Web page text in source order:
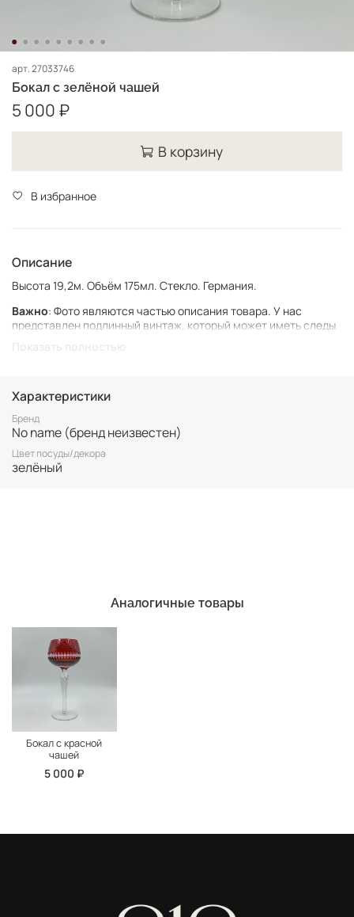
арт.27033746
Бокал с зелёной чашей
5 000 ₽
В корзину
В избранное
Описание
Высота 19,2м. Объём 175мл. Стекло. Германия.
Важно: Фото являются частью описания товара. У нас
представлен подлинный винтаж, который может иметь следы
Все товары представлены в единственном экземпляре. Бронь
возможна только после 100% оплаты.
Неоплаченные заказы аннулируются.
Показать полностью
Характеристики
Бренд
No name (бренд неизвестен)
Цвет посуды/декора
зелёный
Аналогичные товары
Бокал с красной
чашей
5 000 ₽